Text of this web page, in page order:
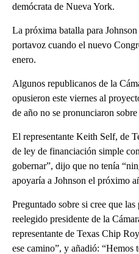
demócrata de Nueva York.
La próxima batalla para
portavoz cuando el nuevo
enero.
Algunos republicanos de la
opusieron este viernes al
de año no se pronunciaron
El representante Keith Self, de
de ley de financiación simple
gobernar”, dijo que no tenía
apoyaría a Johnson el próximo
Preguntado sobre si cree que
reelegido presidente de la
representante de Texas Chip
ese camino”, y añadió: “Hemos